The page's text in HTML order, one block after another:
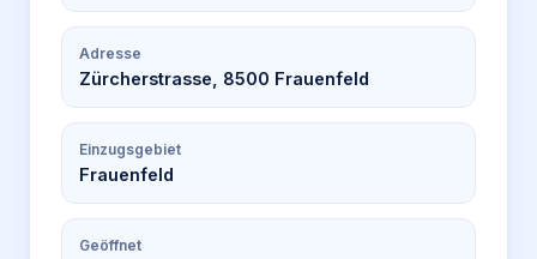
Adresse
Zürcherstrasse, 8500 Frauenfeld
Einzugsgebiet
Frauenfeld
Geöffnet